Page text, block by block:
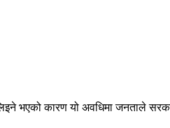
भएको कारण यो अवधिमा जनताले